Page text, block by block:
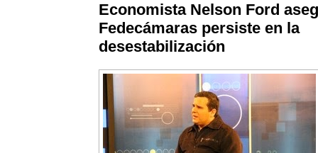
Economista Nelson Ford
Fedecámaras persiste en la
desestabilización